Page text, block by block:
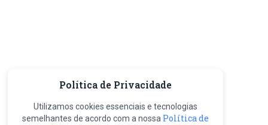
Política de Privacidade
Utilizamos cookies essenciais e tecnologias
semelhantes de acordo com a nossa Política de